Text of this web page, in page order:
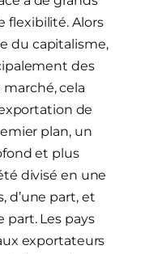
flexibilité. Alors
du capitalisme,
des
cela
de
plan, un
et plus
divisé en une
d’une part, et
part. Les pays
exportateurs